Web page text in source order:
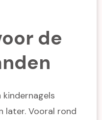
de
kindernagels
later. Vooral rond